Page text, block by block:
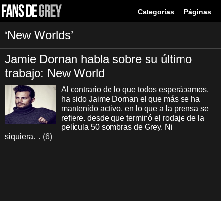
Categorías Páginas
‘New Worlds’
Jamie Dornan habla sobre su último
trabajo: New World
Al contrario de lo que todos esperábamos,
ha sido Jaime Dornan el que más se ha
mantenido activo, en lo que a la prensa se
refiere, desde que terminó el rodaje de la
película 50 sombras de Grey. Ni
siquiera… (6)